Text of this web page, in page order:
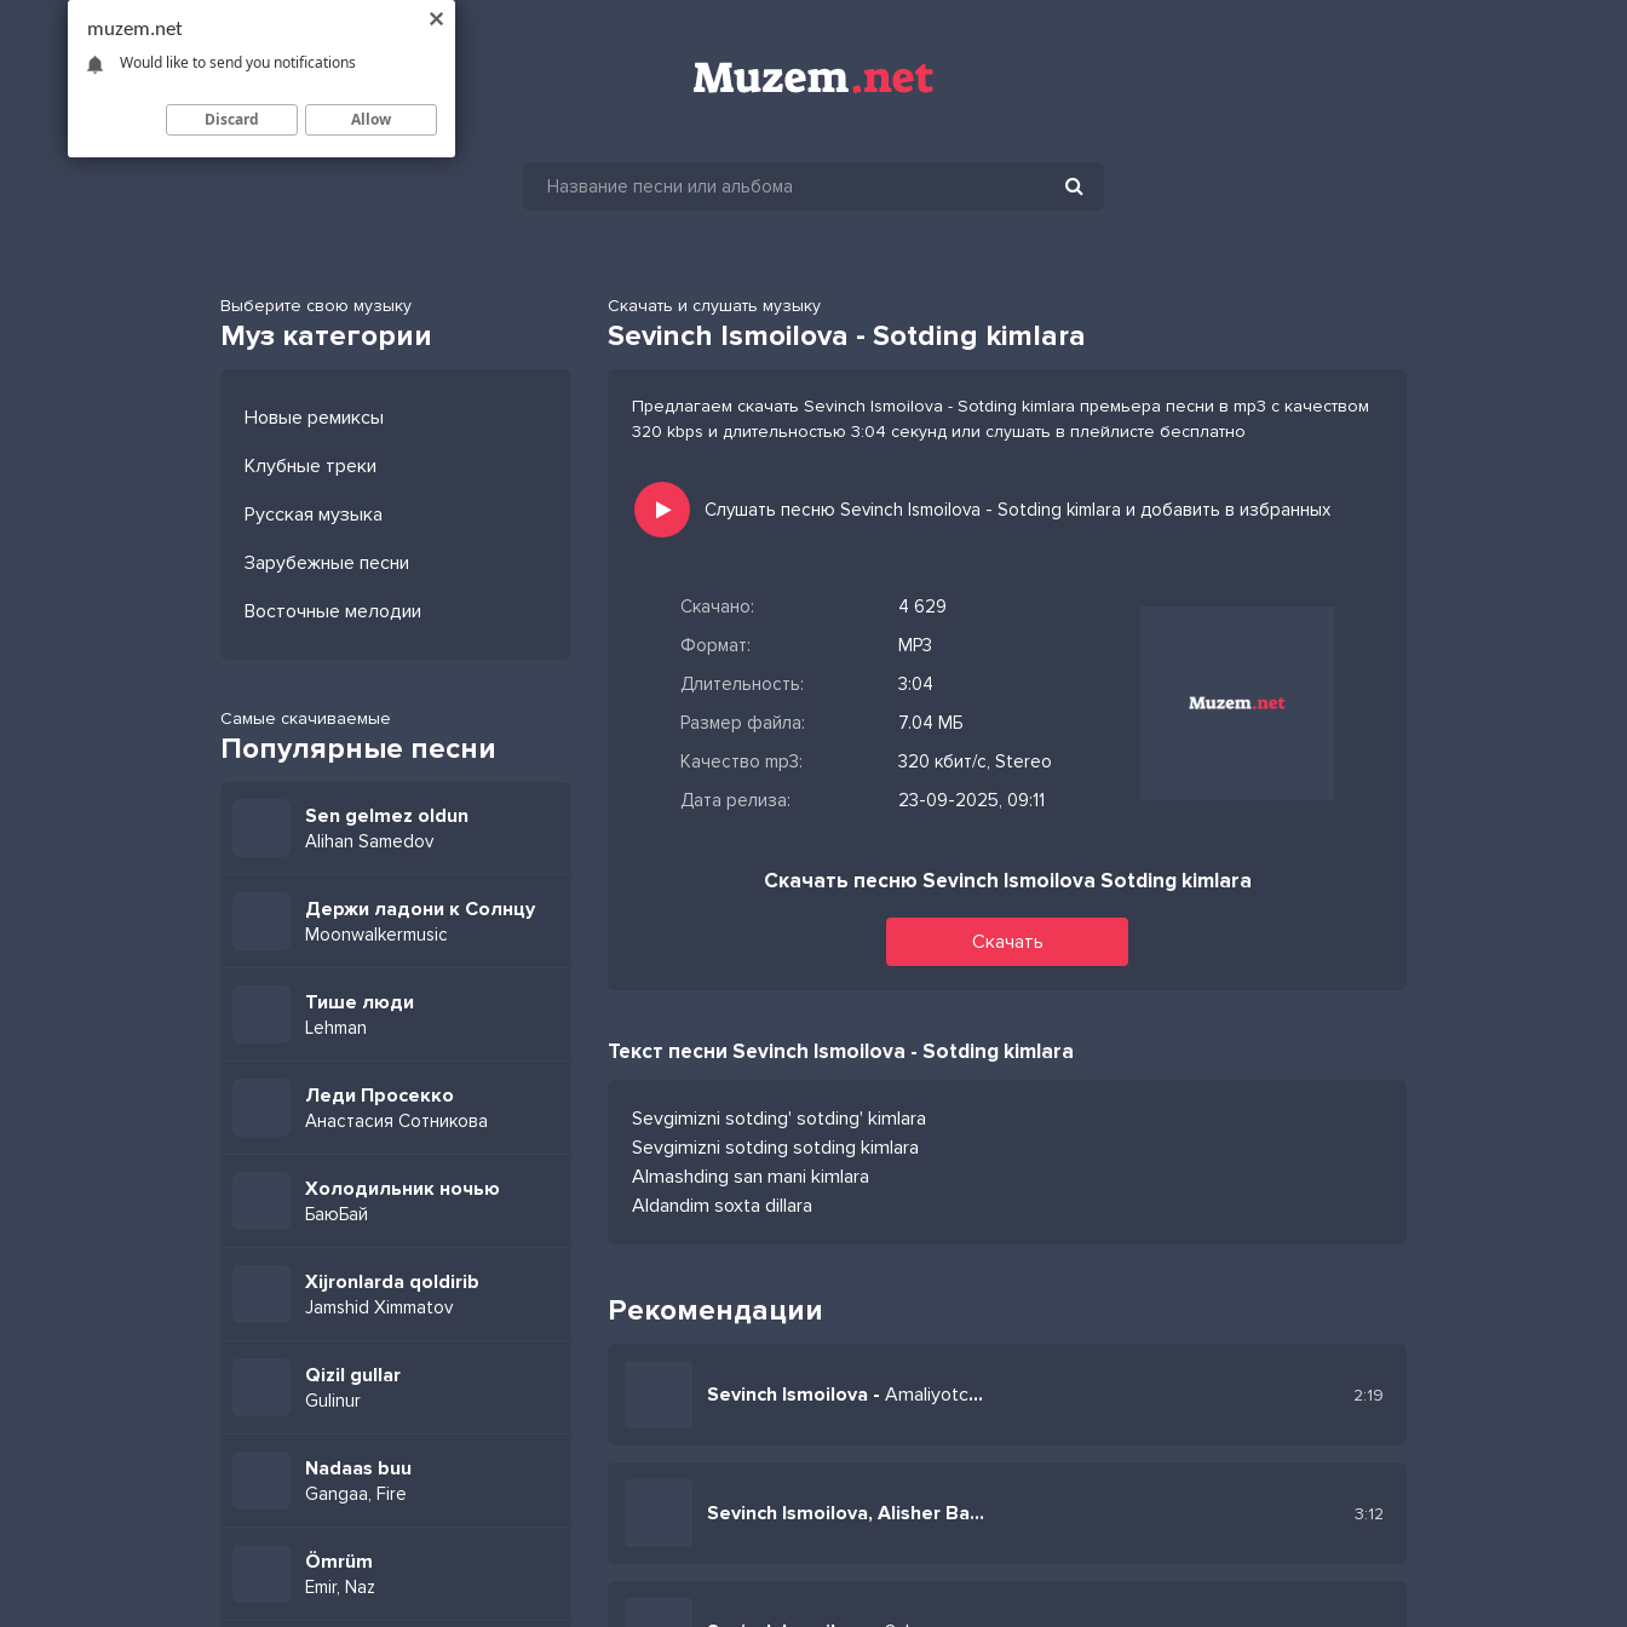
Выберите свою музыку
Муз категории
Новые ремиксы
Клубные треки
Русская музыка
Зарубежные песни
Восточные мелодии
Самые скачиваемые
Популярные песни
Sen gelmez oldun
Alihan Samedov
Держи ладони к Солнцу
Moonwalkermusic
Тише люди
Lehman
Леди Просекко
Анастасия Сотникова
Холодильник ночью
БаюБай
Xijronlarda qoldirib
Jamshid Ximmatov
Qizil gullar
Gulinur
Nadaas buu
Gangaa, Fire
Ömrüm
Emir, Naz
Скачать и слушать музыку
Sevinch Ismoilova - Sotding kimlara
Предлагаем скачать Sevinch Ismoilova - Sotding kimlara премьера песни в mp3 с качеством
320 kbps и длительностью 3:04 секунд или слушать в плейлисте бесплатно
Слушать песню Sevinch Ismoilova - Sotding kimlara и добавить в избранных
Скачано:
4 629
Формат:
MP3
Длительность:
3:04
Размер файла:
7.04 МБ
Качество mp3:
320 кбит/с, Stereo
Дата релиза:
23-09-2025, 09:11
Скачать песню Sevinch Ismoilova Sotding kimlara
Скачать
Текст песни Sevinch Ismoilova - Sotding kimlara
Sevgimizni sotding' sotding' kimlara
Sevgimizni sotding sotding kimlara
Almashding san mani kimlara
Aldandim soxta dillara
Рекомендации
Sevinch Ismoilova - Amaliyotchi qiz 2:19
Sevinch Ismoilova, Alisher Bayniyazov - 3:12
muzem.net
Would like to send you notifications
Discard Allow